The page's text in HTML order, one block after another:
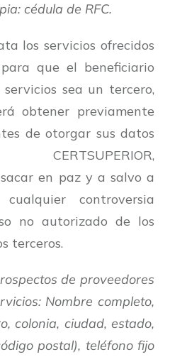
cédula de RFC.
los servicios ofrecidos
para que el beneficiario
sea un tercero,
obtener previamente
de otorgar sus datos
en paz y a salvo a
cualquier controversia
no autorizado de los
terceros.
de proveedores
Nombre completo,
colonia, ciudad, estado,
postal), teléfono fijo